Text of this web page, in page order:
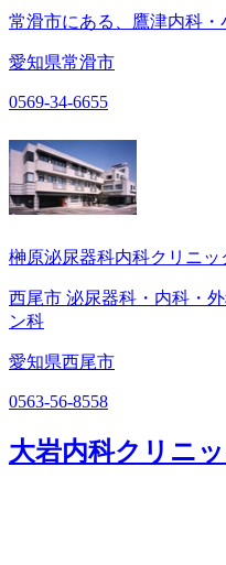
常滑市にある、鷹津内科・
愛知県常滑市
0569-34-6655
榊原泌尿器科内科クリニッ
西尾市 泌尿器科・内科・
ン科
愛知県西尾市
0563-56-8558
大岩内科クリニ